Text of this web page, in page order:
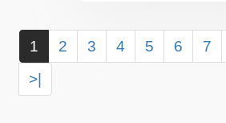
1 2 3 4 5 6 7
>|